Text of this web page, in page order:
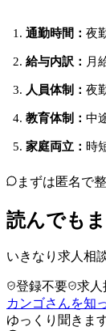
通勤時間： 夜
給与内訳： 月
人員体制： 夜
教育体制： 中
家庭両立： 時
まずは匿名で
読んでも
いきなり求人相
登録不要 求人
カンゴさんを知
ゆっくり聞きま